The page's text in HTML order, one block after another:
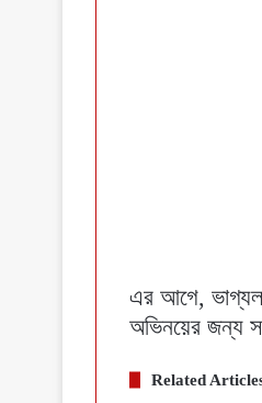
এর আগে,
অভিনয়ের জন্য
Related